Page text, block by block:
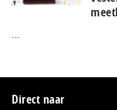
...
Footer
Direct naar